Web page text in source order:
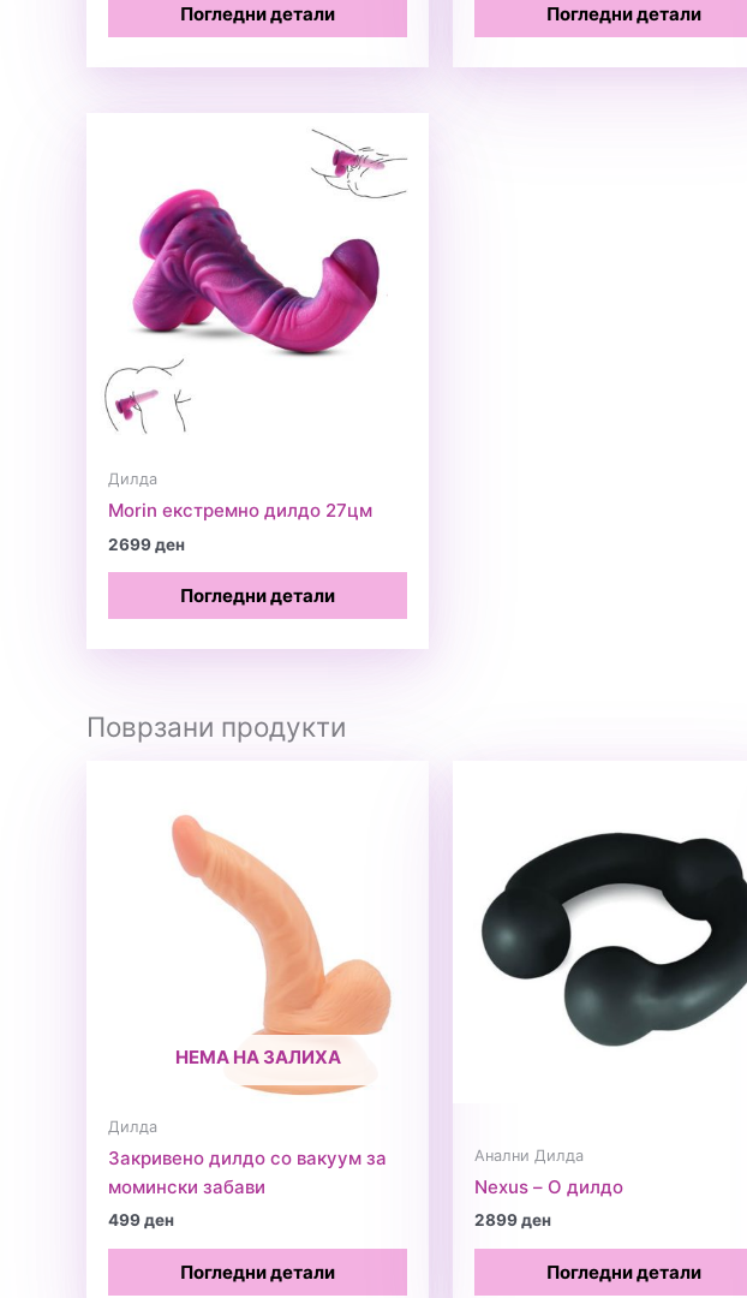
Погледни детали
999 ден.899 ден.
Погледни детали
Дилда
Morin екстремно дилдо 27цм
2699ден
Погледни детали
Поврзани продукти
НЕМА НА ЗАЛИХА
Дилда
Закривено дилдо со вакуум за
момински забави
499ден
Погледни детали
Анални Дилда
Nexus – О дилдо
2899ден
Погледни детали